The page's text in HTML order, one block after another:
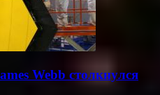
Webb столкнулся